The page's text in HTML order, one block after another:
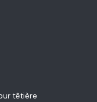
têtière